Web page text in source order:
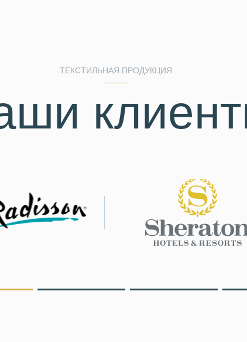
ТЕКСТИЛЬНАЯ ПРОДУКЦИЯ